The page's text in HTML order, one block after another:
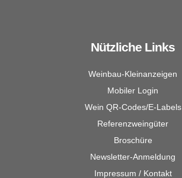
Nützliche Links
Weinbau-Kleinanzeigen
Mobiler Login
Wein QR-Codes/E-Labels
Referenzweingüter
Broschüre
Newsletter-Anmeldung
Impressum / Kontakt